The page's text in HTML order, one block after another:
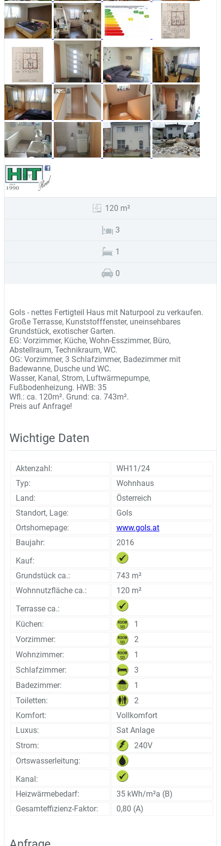
120 m²
3
1
0
Gols - nettes Fertigteil Haus mit Naturpool zu verkaufen.
Große Terrasse, Kunststofffenster, uneinsehbares
Grundstück, exotischer Garten.
EG: Vorzimmer, Küche, Wohn-Esszimmer, Büro,
Abstellraum, Technikraum, WC.
OG: Vorzimmer, 3 Schlafzimmer, Badezimmer mit
Badewanne, Dusche und WC.
Wasser, Kanal, Strom, Luftwärmepumpe,
Fußbodenheizung. HWB: 35
Wfl.: ca. 120m². Grund: ca. 743m².
Preis auf Anfrage!
Wichtige Daten
Aktenzahl:
WH11/24
Typ:
Wohnhaus
Land:
Österreich
Standort, Lage:
Gols
Ortshomepage:
www.gols.at
Baujahr:
2016
Kauf:
Grundstück ca.:
743 m²
Wohnnutzfläche ca.:
120 m²
Terrasse ca.:
Küchen:
1
Vorzimmer:
2
Wohnzimmer:
1
Schlafzimmer:
3
Badezimmer:
1
Toiletten:
2
Komfort:
Vollkomfort
Luxus:
Sat Anlage
Strom:
240V
Ortswasserleitung:
Kanal:
Heizwärmebedarf:
35 kWh/m²a (B)
Gesamteffizienz-Faktor:
0,80 (A)